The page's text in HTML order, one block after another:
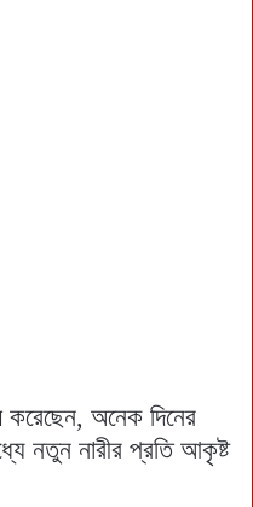
করেছেন, অনেক দিনের
নতুন নারীর প্রতি আকৃষ্ট